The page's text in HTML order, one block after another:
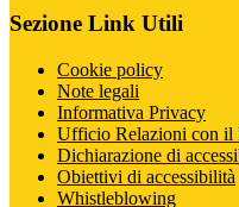
Sezione Link Utili
Cookie policy
Note legali
Informativa Privacy
Ufficio Relazioni con il
Dichiarazione di
Obiettivi di accessibilità
Whistleblowing